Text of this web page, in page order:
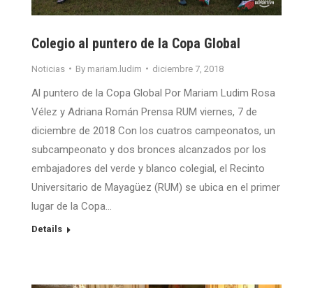
Colegio al puntero de la Copa Global
Noticias By mariam.ludim diciembre 7, 2018
Al puntero de la Copa Global Por Mariam Ludim Rosa
Vélez y Adriana Román Prensa RUM viernes, 7 de
diciembre de 2018 Con los cuatros campeonatos, un
subcampeonato y dos bronces alcanzados por los
embajadores del verde y blanco colegial, el Recinto
Universitario de Mayagüez (RUM) se ubica en el primer
lugar de la Copa…
Details